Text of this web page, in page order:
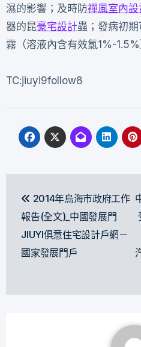
濕的影響；及時防禪風室內設
器的昆豪宅設計蟲；發病初
霧（溶液內含有效氯1%-
TC:jiuyi9follow8
章
導
覽
2014年烏海市政府工作
報告(全文)_中國發展門
JIUYI俱意住宅設計戶網－
國家發展門戶